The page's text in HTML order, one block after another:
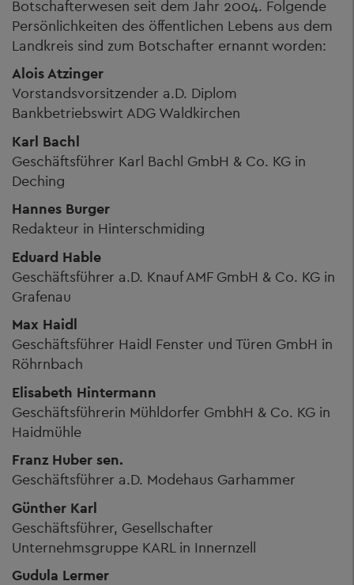
Botschafterwesen seit dem Jahr 2004. Folgende
Persönlichkeiten des öffentlichen Lebens aus dem
Landkreis sind zum Botschafter ernannt worden:
Alois Atzinger
Vorstandsvorsitzender a.D. Diplom
Bankbetriebswirt ADG Waldkirchen
Karl Bachl
Geschäftsführer Karl Bachl GmbH & Co. KG in
Deching
Hannes Burger
Redakteur in Hinterschmiding
Eduard Hable
Geschäftsführer a.D. Knauf AMF GmbH & Co. KG in
Grafenau
Max Haidl
Geschäftsführer Haidl Fenster und Türen GmbH in
Röhrnbach
Elisabeth Hintermann
Geschäftsführerin Mühldorfer GmbhH & Co. KG in
Haidmühle
Franz Huber sen.
Geschäftsführer a.D. Modehaus Garhammer
Günther Karl
Geschäftsführer, Gesellschafter
Unternehmsgruppe KARL in Innernzell
Gudula Lermer